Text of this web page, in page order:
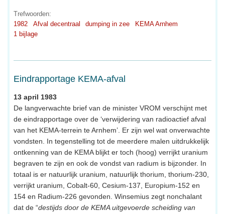
Trefwoorden:
1982
Afval decentraal dumping in zee
KEMA Arnhem
1 bijlage
Eindrapportage KEMA-afval
13 april 1983
De langverwachte brief van de minister VROM verschijnt met
de eindrapportage over de ‘verwijdering van radioactief afval
van het KEMA-terrein te Arnhem’. Er zijn wel wat onverwachte
vondsten. In tegenstelling tot de meerdere malen uitdrukkelijk
ontkenning van de KEMA blijkt er toch (hoog) verrijkt uranium
begraven te zijn en ook de vondst van radium is bijzonder. In
totaal is er natuurlijk uranium, natuurlijk thorium, thorium-230,
verrijkt uranium, Cobalt-60, Cesium-137, Europium-152 en
154 en Radium-226 gevonden. Winsemius zegt nonchalant
dat de “destijds door de KEMA uitgevoerde scheiding van